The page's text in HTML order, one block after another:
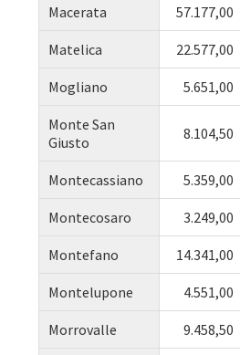
Macerata 57.177,00
Matelica 22.577,00
Mogliano 5.651,00
Monte San
Giusto
8.104,50
Montecassiano 5.359,00
Montecosaro 3.249,00
Montefano 14.341,00
Montelupone 4.551,00
Morrovalle 9.458,50